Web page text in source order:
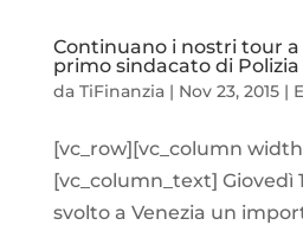
Continuano i nostri tour a
primo sindacato di
da TiFinanzia| Nov 23, 2015|
[vc_row][vc_column
[vc_column_text] Giovedì
svolto a Venezia un